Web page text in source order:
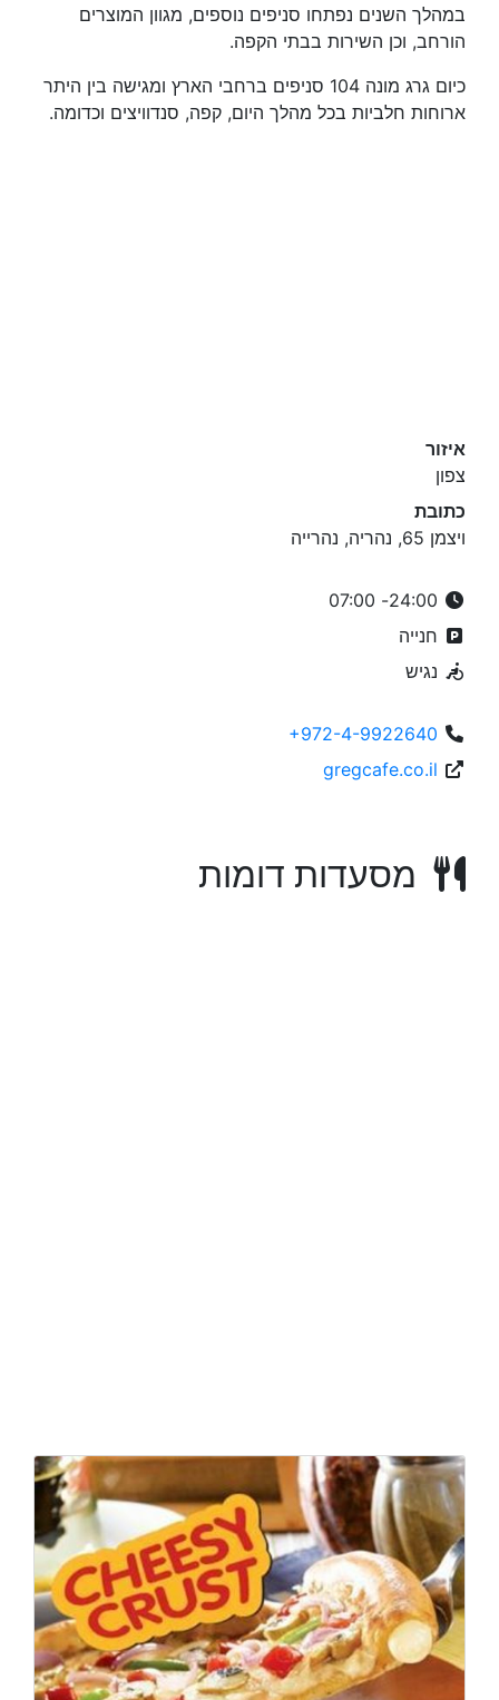
במהלך השנים נפתחו סניפים נוספים, מגוון המוצרים
הורחב, וכן השירות בבתי הקפה.
כיום גרג מונה 104 סניפים ברחבי הארץ ומגישה בין היתר
ארוחות חלביות בכל מהלך היום, קפה, סנדוויצים וכדומה.
איזור
צפון
כתובת
ויצמן 65, נהריה, נהרייה
חנייה
נגיש
+972-4-9922640
gregcafe.co.il
מסעדות דומות